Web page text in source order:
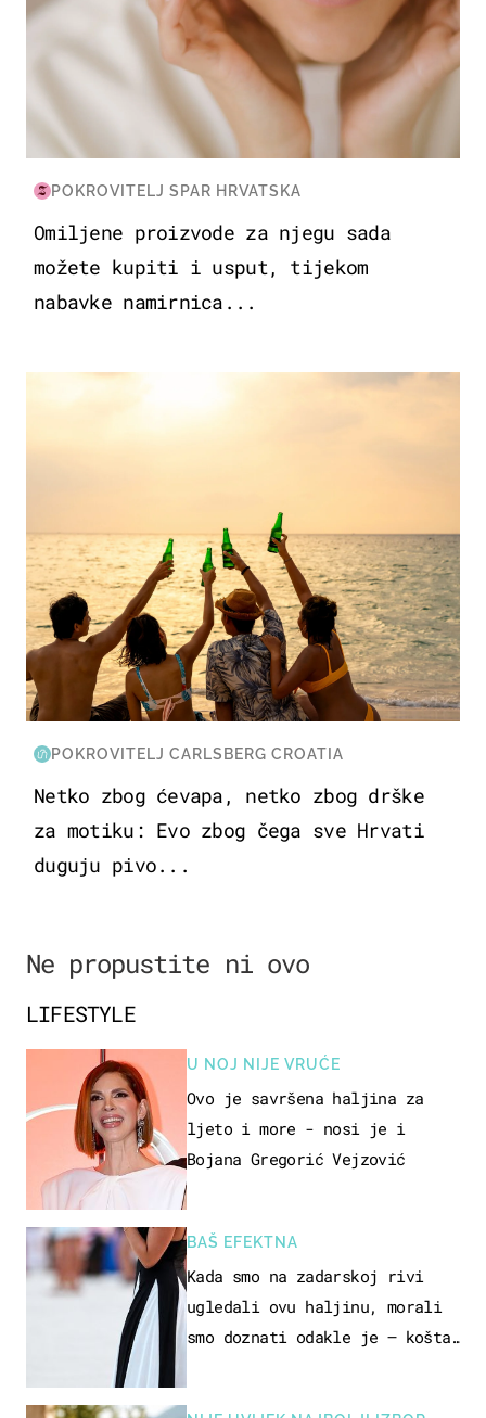
POKROVITELJ SPAR HRVATSKA
Omiljene proizvode za njegu sada
možete kupiti i usput, tijekom
nabavke namirnica...
POKROVITELJ CARLSBERG CROATIA
Netko zbog ćevapa, netko zbog drške
za motiku: Evo zbog čega sve Hrvati
duguju pivo...
Ne propustite ni ovo
LIFESTYLE
U NOJ NIJE VRUĆE
Ovo je savršena haljina za
ljeto i more - nosi je i
Bojana Gregorić Vejzović
BAŠ EFEKTNA
Kada smo na zadarskoj rivi
ugledali ovu haljinu, morali
smo doznati odakle je – košta